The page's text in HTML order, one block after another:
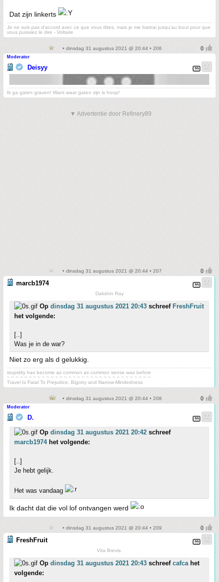
Dat zijn linkerts
Je ne suis pas d’accord avec ce que vous dites, mais je me battrai jusqu’au bout pour que
vous puissiez le dire - Voltaire
• dinsdag 31 augustus 2021 @ 20:44 • 206
Moderator
Deisyy
Ik ga gaten graven! Want waar gaten zijn is hoop!
▼ Advertentie door Refinery89
• dinsdag 31 augustus 2021 @ 20:44 • 207
marcb1974
Dakshin Ray
Op dinsdag 31 augustus 2021 20:43 schreef FreshFruit
het volgende:
[..]
Was je in de war?
Niet zo erg als d gelukkig.
stupidity has become as common as common sense was before
~ ~ ~ ~ ~ ~ ~ ~ ~ ~ ~ ~ ~ ~ ~ ~ ~ ~ ~ ~ ~ ~ ~ ~ ~ ~ ~ ~ ~ ~ ~ ~ ~
Travel Is Fatal To Prejudice, Bigotry and Narrow-Mindedness
• dinsdag 31 augustus 2021 @ 20:44 • 208
Moderator
D.
Op dinsdag 31 augustus 2021 20:42 schreef
marcb1974het volgende:
[..]
Je hebt gelijk.
Het was vandaag
Ik dacht dat die vol lof ontvangen werd
• dinsdag 31 augustus 2021 @ 20:44 • 209
FreshFruit
Vita Brevis.
Op dinsdag 31 augustus 2021 20:43 schreef cafcahet
volgende: